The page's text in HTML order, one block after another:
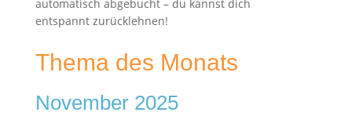
automatisch abgebucht – du kannst dich
entspannt zurücklehnen!
Thema des Monats
November 2025